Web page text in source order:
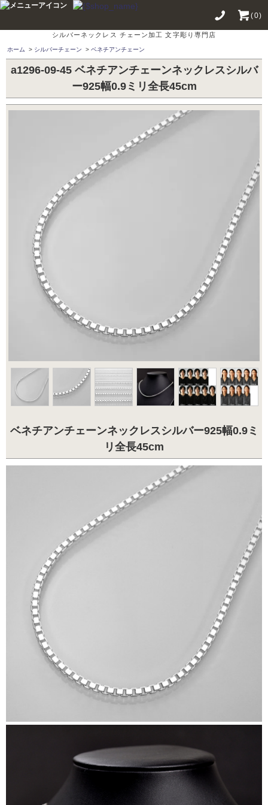
(0)
シルバーネックレス チェーン加工 文字彫り専門店
ホーム > シルバーチェーン > ベネチアンチェーン
a1296-09-45 ベネチアンチェーンネックレスシルバ
ー925幅0.9ミリ全長45cm
ベネチアンチェーンネックレスシルバー925幅0.9ミ
リ全長45cm